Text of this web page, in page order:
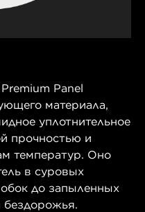
Panel
материала,
уплотнительное
прочностью и
температур. Оно
в суровых
до запыленных
бездорожья.